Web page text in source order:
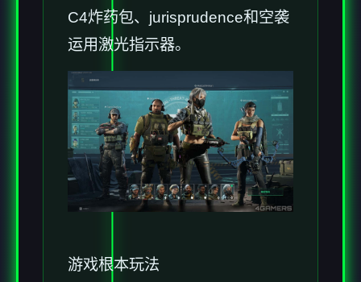
C4炸药包、jurisprudence和空袭
运用激光指示器。
游戏根本玩法